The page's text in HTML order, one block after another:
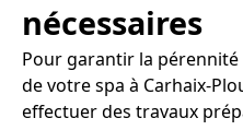
nécessaires
Pour garantir la
de votre spa à Carhaix-
effectuer des travaux